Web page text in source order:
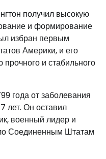
получил высокую
и формирование
избран первым
Америки, и его
и стабильного
года от заболевания
лет. Он оставил
военный лидер и
Соединенным Штатам